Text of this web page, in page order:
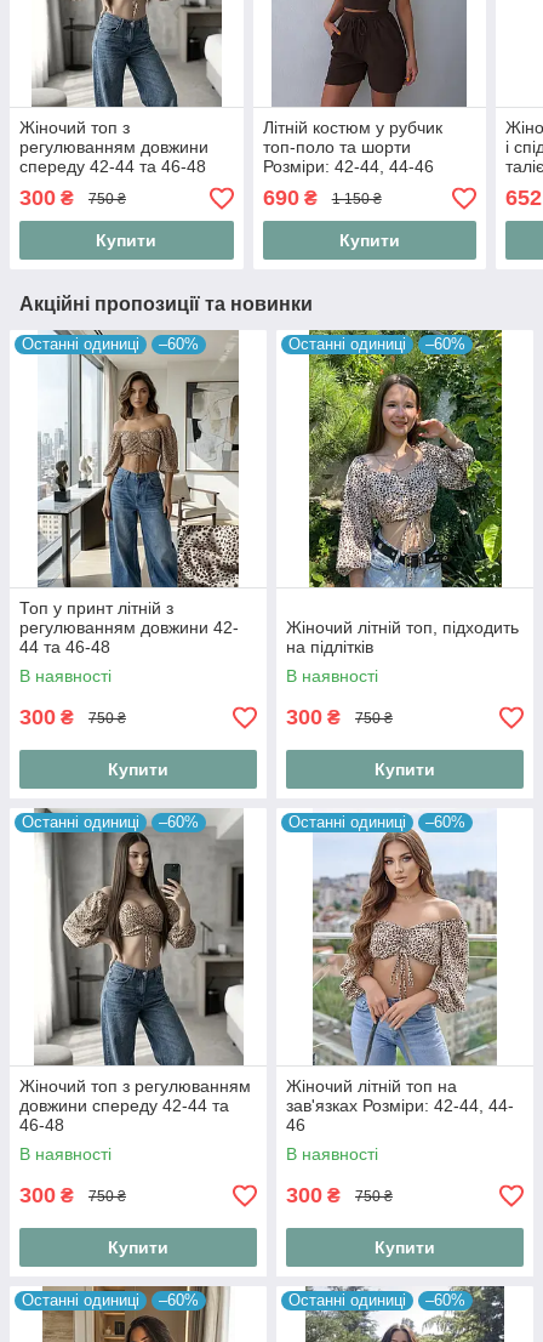
Жіночий топ з
регулюванням довжини
спереду 42-44 та 46-48
300 ₴ 750 ₴
Купити
Літній костюм у рубчик
топ-поло та шорти
Розміри: 42-44, 44-46
690₴ 1 150 ₴
Купити
і
652
Акційні пропозиції та новинки
Останні одиниці –60%
Топ у принт літній з
регулюванням довжини 42-
44 та 46-48
В наявності
300 ₴ 750 ₴
Купити
Останні одиниці –60%
Жіночий літній топ, підходить
на підлітків
В наявності
300 ₴ 750 ₴
Купити
Останні одиниці –60%
Жіночий топ з регулюванням
довжини спереду 42-44 та
46-48
В наявності
300 ₴ 750 ₴
Купити
Останні одиниці –60%
Жіночий літній топ на
зав'язках Розміри: 42-44, 44-
46
В наявності
300 ₴ 750 ₴
Купити
Останні одиниці –60% Останні одиниці –60%